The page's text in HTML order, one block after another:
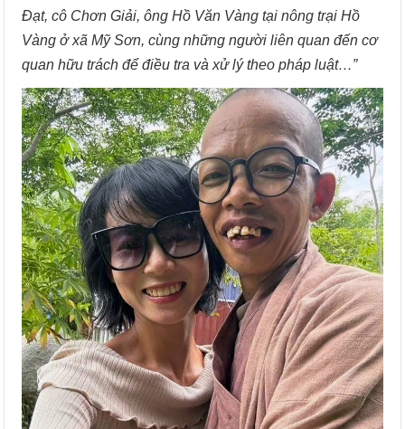
Đạt, cô Chơn Giải, ông Hồ Văn Vàng tại nông trại Hồ
Vàng ở xã Mỹ Sơn, cùng những người liên quan đến cơ
quan hữu trách để điều tra và xử lý theo pháp luật…”